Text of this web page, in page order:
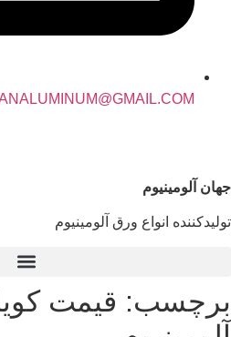
جهان آلومینیوم
تولیدکننده انواع ورق آلومینیوم
برچسب: قیمت